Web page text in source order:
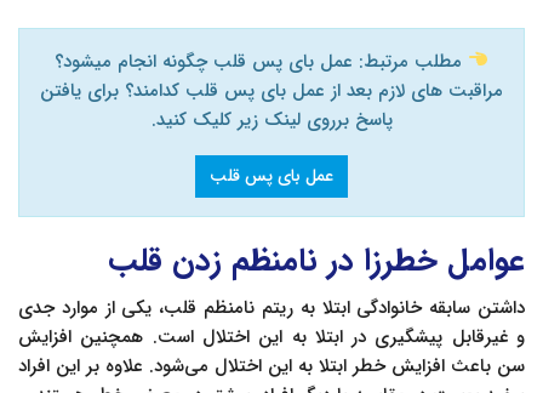
مطلب مرتبط: عمل بای پس قلب چگونه انجام میشود؟
مراقبت های لازم بعد از عمل بای پس قلب کدامند؟ برای یافتن
پاسخ برروی لینک زیر کلیک کنید.
عمل بای پس قلب
عوامل خطرزا در نامنظم زدن قلب
داشتن سابقه خانوادگی ابتلا به ریتم نامنظم قلب، یکی از موارد جدی
و غیرقابل پیشگیری در ابتلا به این اختلال است. همچنین افزایش
سن باعث افزایش خطر ابتلا به این اختلال می‌شود. علاوه بر این افراد